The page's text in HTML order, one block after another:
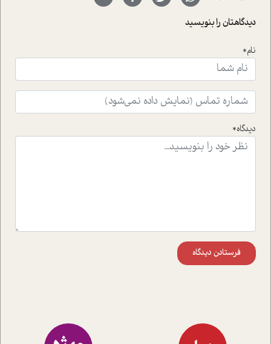
با رکاب زدن در بیش از هفتاد کشور و کاشتن درخت، به نماد
حمایت از محیط زیست و منابع طبیعی تبدیل گشته
است.فصل روایت اجنبی ها در این شماره به دو موضوع
ای که به زندگی شگفت انگیز جین گودال و تاثیرات کاوش های
ایشان در حوزه ی شامپانزه ها بر زندگی امروزی ما نگاهی
افکنده است.فصل اتاق 333 شما را پای صحبت یک تجربه ی
واقعی در ارتباط با اختلال شخصیت اسکزوئید و مشکلات و نیز
راهکارهای حل آن قرار می دهد که در اتاق درمان اتفاق افتاده
موثرترین راهکارهای استفاده از هوش مصنوعی در حوزه های
دیدگاهتان را بنویسید
نام*
دیدگاه*
فرستادن دیدگاه